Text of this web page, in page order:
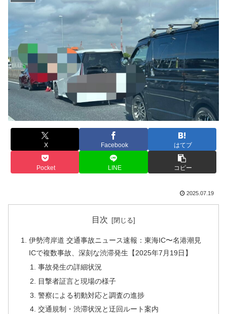
X Facebook はてブ
Pocket LINE コピー
2025.07.19
目次
伊勢湾岸道 交通事故ニュース速報：東海IC〜名港潮見
ICで複数事故、深刻な渋滞発生【2025年7月19日】
事故発生の詳細状況
目撃者証言と現場の様子
警察による初動対応と調査の進捗
交通規制・渋滞状況と迂回ルート案内